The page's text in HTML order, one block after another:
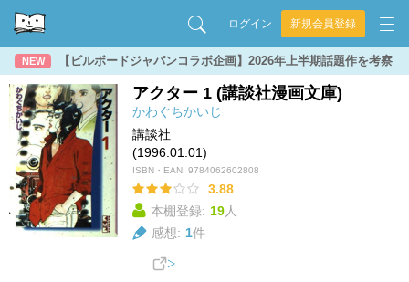
ログイン 新規会員登録
NEW 【ビルボードジャパンコラボ企画】2026年上半期話題作を考察
アクター 1 (講談社漫画文庫)
かわぐちかいじ
講談社
(1996.01.01)
ISBN・EAN: 9784062602808
3.88
本棚登録: 19人
感想: 1件